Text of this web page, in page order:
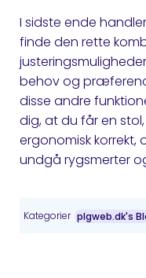
I sidste ende
finde den rette
behov og
disse andre
dig, at du får en
ergonomisk korrekt,
undgå rygsmerter
Kategorier plgweb.dk's